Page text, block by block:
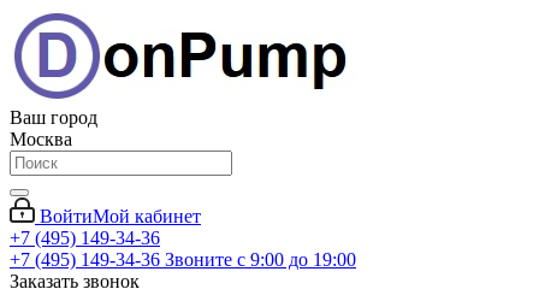
Ваш город
Москва
ВойтиМой кабинет
+7 (495) 149-34-36
+7 (495) 149-34-36 Звоните с 9:00 до 19:00
Заказать звонок